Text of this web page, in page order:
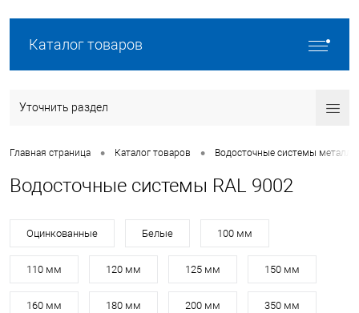
Каталог товаров
Уточнить раздел
Главная страница • Каталог товаров • Водосточные системы
Водосточные системы RAL 9002
Оцинкованные Белые 100 мм
110 мм 120 мм 125 мм 150 мм
160 мм 180 мм 200 мм 350 мм